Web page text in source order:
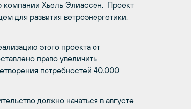
компании Хьель Элиассен. Проект
для развития ветроэнергетики,
этого проекта от
право увеличить
потребностей 40.000
должно начаться в августе